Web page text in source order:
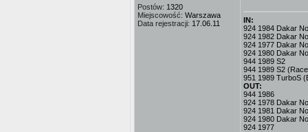
Postów: 1320
Miejscowość: Warszawa
Data rejestracji: 17.06.11
IN:
924 1984 Dakar
924 1982 Dakar
924 1977 Dakar
924 1980 Dakar
944 1989 S2
944 1989 S2
951 1989 TurboS
OUT:
944 1986
924 1978 Dakar
924 1981 Dakar
924 1980 Dakar
924 1977